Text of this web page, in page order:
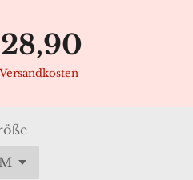
Versandkosten